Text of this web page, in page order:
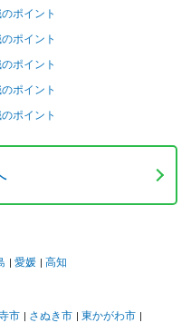
ポイント
ポイント
ポイント
ポイント
ポイント
愛媛 高知
市 さぬき市
東かがわ市